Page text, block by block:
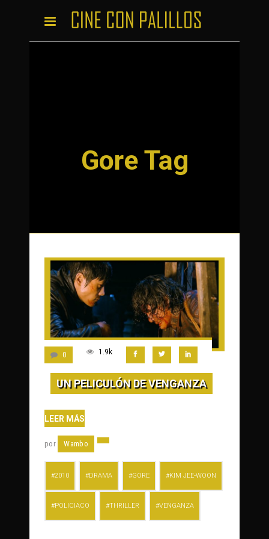
Gore Tag
0 1.9k
UN PELICULÓN DE VENGANZA
LEER MÁS
por Wambo
2010 DRAMA GORE KIM JEE-WOON
POLICIACO THRILLER VENGANZA